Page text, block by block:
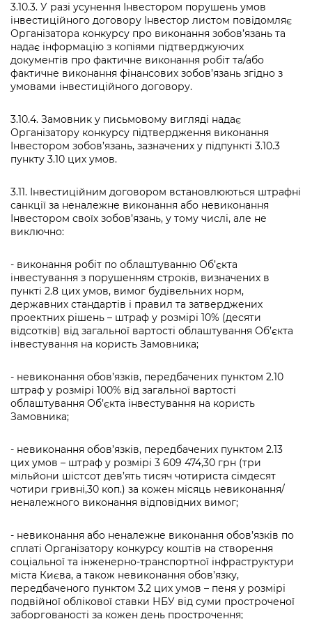
3.10.3. У разі усунення Інвестором порушень умов
інвестиційного договору Інвестор листом повідомляє
Організатора конкурсу про виконання зобов’язань та
надає інформацію з копіями підтверджуючих
документів про фактичне виконання робіт та/або
фактичне виконання фінансових зобов’язань згідно з
умовами інвестиційного договору.
3.10.4. Замовник у письмовому вигляді надає
Організатору конкурсу підтвердження виконання
Інвестором зобов’язань, зазначених у підпункті 3.10.3
пункту 3.10 цих умов.
3.11. Інвестиційним договором встановлюються штрафні
санкції за неналежне виконання або невиконання
Інвестором своїх зобов’язань, у тому числі, але не
виключно:
- виконання робіт по облаштуванню Об’єкта
інвестування з порушенням строків, визначених в
пункті 2.8 цих умов, вимог будівельних норм,
державних стандартів і правил та затверджених
проектних рішень – штраф у розмірі 10% (десяти
відсотків) від загальної вартості облаштування Об’єкта
інвестування на користь Замовника;
- невиконання обов’язків, передбачених пунктом 2.10
штраф у розмірі 100% від загальної вартості
облаштування Об’єкта інвестування на користь
Замовника;
- невиконання обов’язків, передбачених пунктом 2.13
цих умов – штраф у розмірі 3 609 474,30 грн (три
мільйони шістсот дев’ять тисяч чотириста сімдесят
чотири гривні,30 коп.) за кожен місяць невиконання/
неналежного виконання відповідних вимог;
- невиконання або неналежне виконання обов’язків по
сплаті Організатору конкурсу коштів на створення
соціальної та інженерно-транспортної інфраструктури
міста Києва, а також невиконання обов’язку,
передбаченого пунктом 3.2 цих умов – пеня у розмірі
подвійної облікової ставки НБУ від суми простроченої
заборгованості за кожен день прострочення;